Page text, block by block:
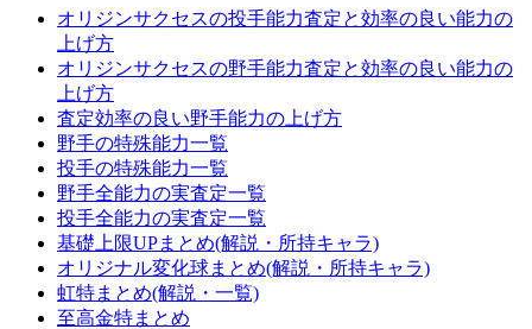
オリジンサクセスの投手能力査定と効率の良い能力の
上げ方
オリジンサクセスの野手能力査定と効率の良い能力の
上げ方
査定効率の良い野手能力の上げ方
野手の特殊能力一覧
投手の特殊能力一覧
野手全能力の実査定一覧
投手全能力の実査定一覧
基礎上限UPまとめ(解説・所持キャラ)
オリジナル変化球まとめ(解説・所持キャラ)
虹特まとめ(解説・一覧)
至高金特まとめ